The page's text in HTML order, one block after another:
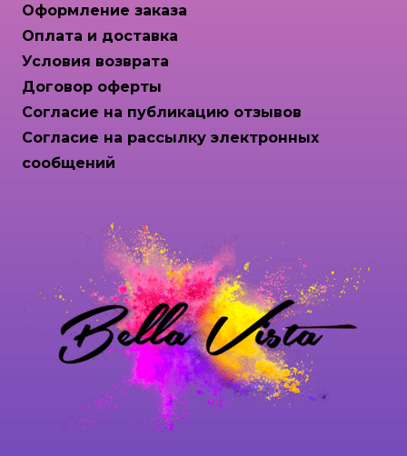
Оформление заказа
Оплата и доставка
Условия возврата
Договор оферты
Согласие на публикацию отзывов
Согласие на рассылку электронных
сообщений